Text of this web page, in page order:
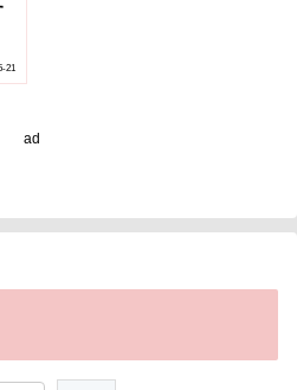
21
ad